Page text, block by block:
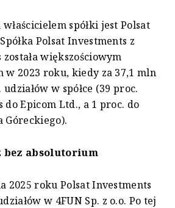
spółki jest Polsat
Polsat Investments z
większościowym
2023 roku, kiedy za 37,1 mln
udziałów w spółce (39 proc.
do Epicom Ltd., a 1 proc. do
Góreckiego).
bez absolutorium
2025 roku Polsat Investments
w 4FUN Sp. z o.o. Po tej